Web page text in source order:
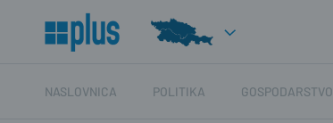
NASLOVNICA POLITIKA GOSPODARSTVO